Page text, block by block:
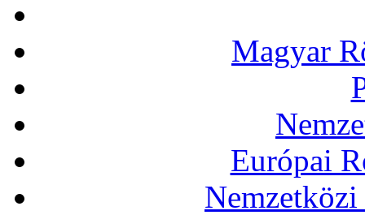
Magyar
Európai
Nemzetközi